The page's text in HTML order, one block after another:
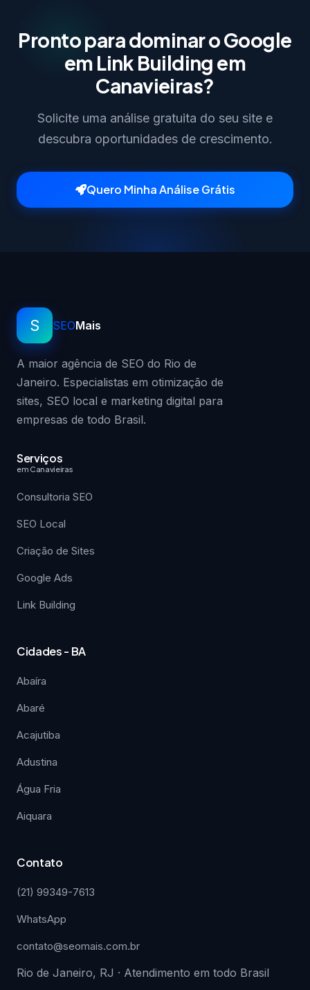
Pronto para dominar o Google
em Link Building em
Canavieiras?
Solicite uma análise gratuita do seu site e
descubra oportunidades de crescimento.
Quero Minha Análise Grátis
S SEOMais
A maior agência de SEO do Rio de
Janeiro. Especialistas em otimização de
sites, SEO local e marketing digital para
empresas de todo Brasil.
Serviços
em Canavieiras
Consultoria SEO
SEO Local
Criação de Sites
Google Ads
Link Building
Cidades - BA
Abaíra
Abaré
Acajutiba
Adustina
Água Fria
Aiquara
Contato
(21) 99349-7613
WhatsApp
contato@seomais.com.br
Rio de Janeiro, RJ · Atendimento em todo Brasil